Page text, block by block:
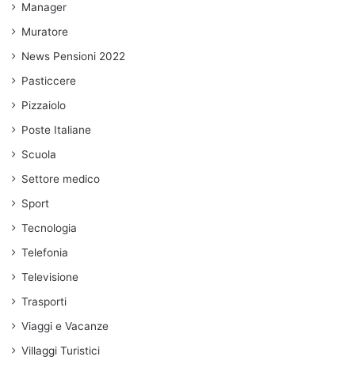
Manager
Muratore
News Pensioni 2022
Pasticcere
Pizzaiolo
Poste Italiane
Scuola
Settore medico
Sport
Tecnologia
Telefonia
Televisione
Trasporti
Viaggi e Vacanze
Villaggi Turistici